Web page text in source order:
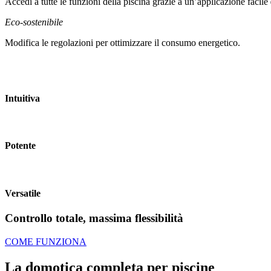
Eco-sostenibile
Modifica le regolazioni per ottimizzare il consumo energetico.
Intuitiva
Potente
Versatile
Controllo totale, massima flessibilità
COME FUNZIONA
La domotica completa per piscine